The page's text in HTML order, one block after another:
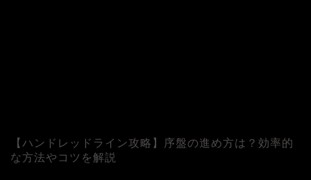
【ハンドレッドライン攻略】序盤の進め方は？効率的
な方法やコツを解説